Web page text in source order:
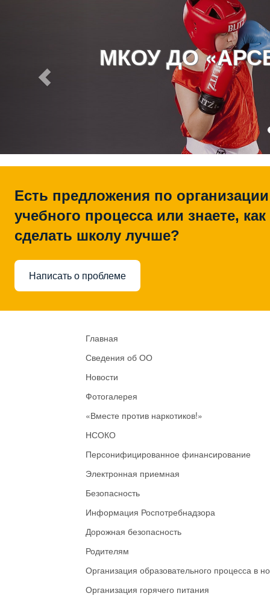
МКОУ ДО
Есть предложения по организации
учебного процесса или знаете, как
сделать школу лучше?
Написать о проблеме
Главная
Сведения об ОО
Новости
Фотогалерея
«Вместе против наркотиков!»
НСОКО
Персонифицированное финансирование
Электронная приемная
Безопасность
Информация Роспотребнадзора
Дорожная безопасность
Родителям
Организация образовательного процесса в
Организация горячего питания